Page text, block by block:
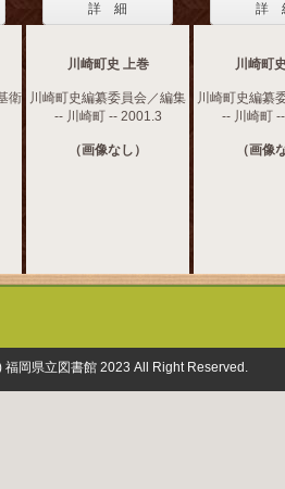
衛
詳 細
川崎町史 上巻
川崎町史編纂委員会／編集
-- 川崎町 -- 2001.3
（画像なし）
詳
川崎町
川崎町史編纂
-- 川崎町
（画像
福岡県立図書館 2023 All Right Reserved.